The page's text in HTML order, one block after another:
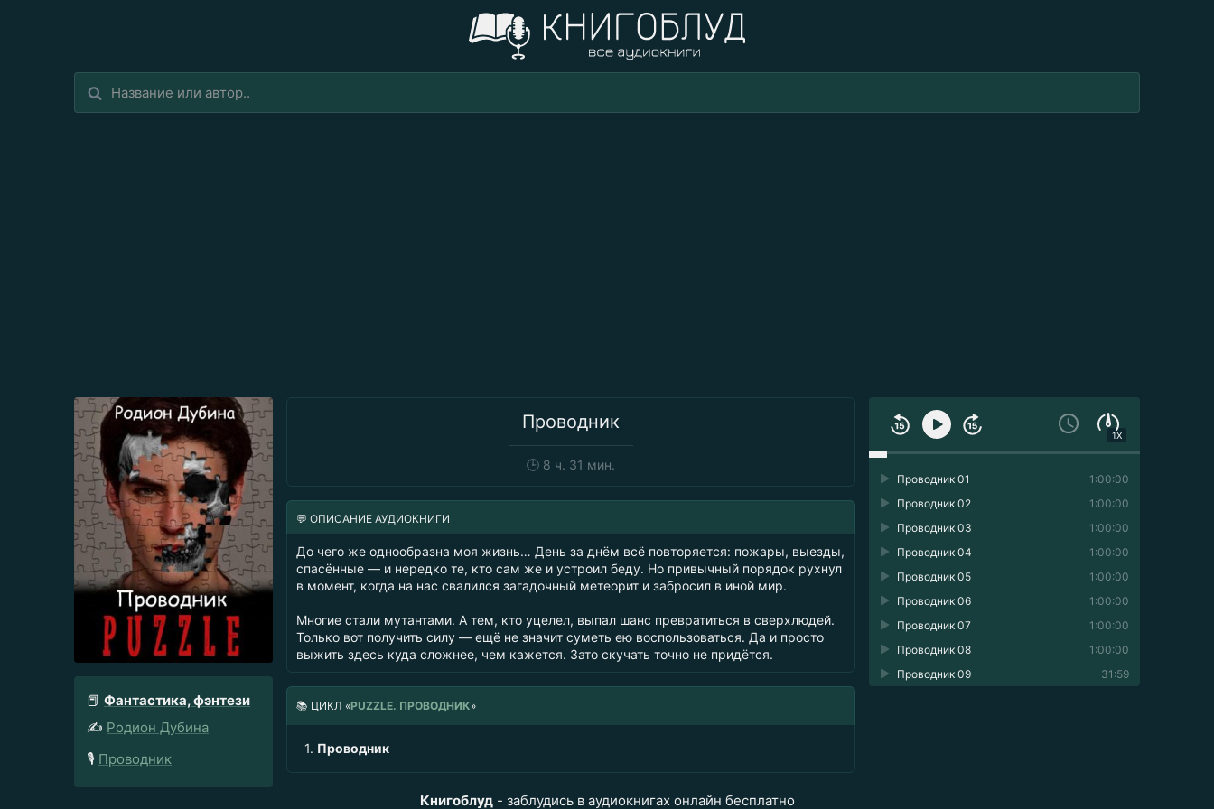
Проводник
🕒 8 ч. 31 мин.
📕 Фантастика, фэнтези
✍️ Родион Дубина
🎙️ Проводник
1X
1:00:00
Проводник 01
1:00:00
Проводник 02
1:00:00
Проводник 03
1:00:00
Проводник 04
1:00:00
Проводник 05
1:00:00
Проводник 06
1:00:00
Проводник 07
1:00:00
Проводник 08
31:59
Проводник 09
💬 ОПИСАНИЕ АУДИОКНИГИ
До чего же однообразна моя жизнь… День за днём всё повторяется: пожары, выезды,
спасённые — и нередко те, кто сам же и устроил беду. Но привычный порядок рухнул
в момент, когда на нас свалился загадочный метеорит и забросил в иной мир.
Многие стали мутантами. А тем, кто уцелел, выпал шанс превратиться в сверхлюдей.
Только вот получить силу — ещё не значит суметь ею воспользоваться. Да и просто
выжить здесь куда сложнее, чем кажется. Зато скучать точно не придётся.
📚 ЦИКЛ «PUZZLE. ПРОВОДНИК»
1. Проводник
Книгоблуд- заблудись в аудиокнигах онлайн бесплатно